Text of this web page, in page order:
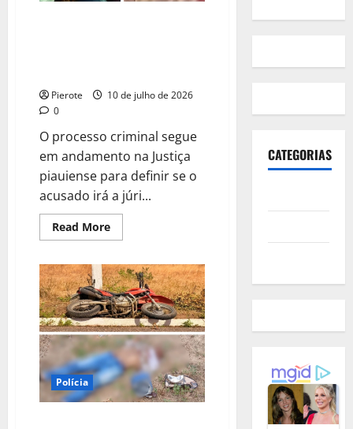
Pierote
10 de julho de 2026
0
O processo criminal segue
em andamento na Justiça
piauiense para definir se o
acusado irá a júri...
Read MoreRead
more
Homem
que
matou
mulher
por
conta
de
R$
30
em
hamburgueria
tem
prisão
Polícia
CATEGORIAS